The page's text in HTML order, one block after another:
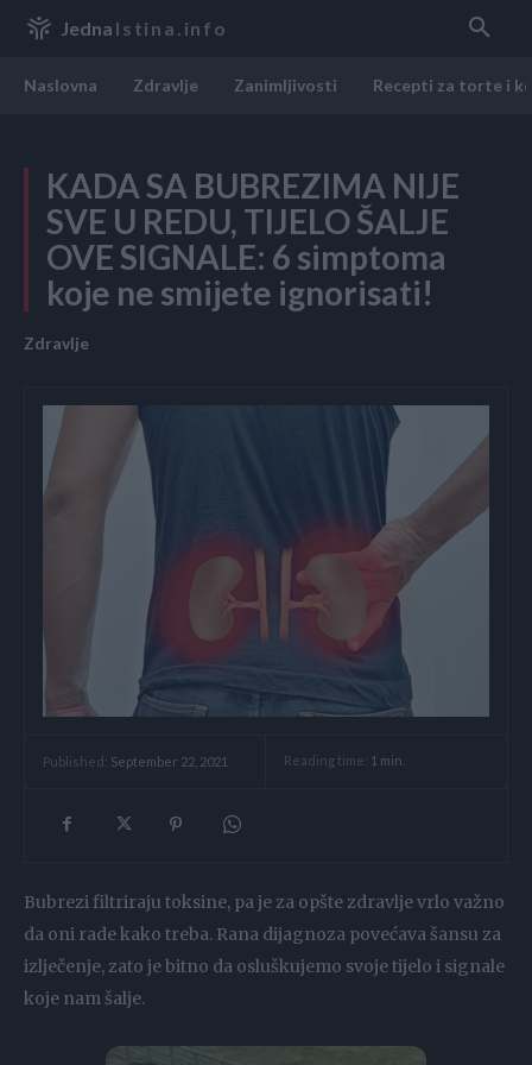
Jedna Istina.info
Naslovna Zdravlje Zanimljivosti Recepti za torte i
KADA SA BUBREZIMA NIJE
SVE U REDU, TIJELO ŠALJE
OVE SIGNALE: 6 simptoma
koje ne smijete ignorisati!
Zdravlje
Published: September 22, 2021 Reading time: 1 min.
Bubrezi filtriraju toksine, pa je za opšte zdravlje vrlo važno
da oni rade kako treba. Rana dijagnoza povećava šansu za
izlječenje, zato je bitno da osluškujemo svoje tijelo i signale
koje nam šalje.